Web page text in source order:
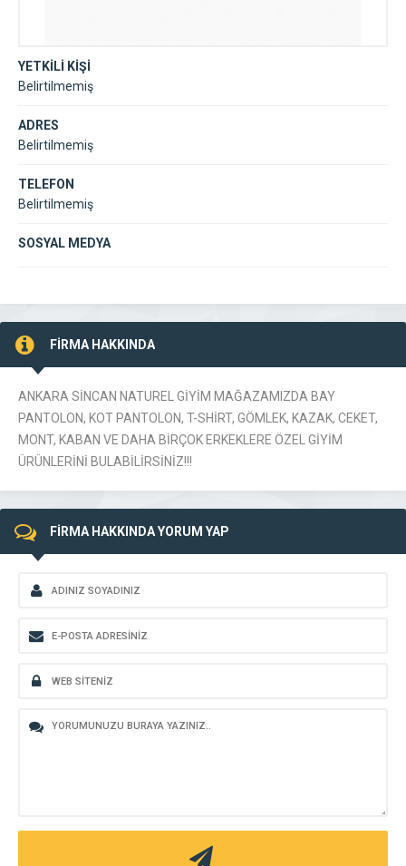
YETKİLİ KİŞİ
Belirtilmemiş
ADRES
Belirtilmemiş
TELEFON
Belirtilmemiş
SOSYAL MEDYA
FİRMA HAKKINDA
ANKARA SİNCAN NATUREL GİYİM MAĞAZAMIZDA BAY
PANTOLON, KOT PANTOLON, T-SHİRT, GÖMLEK, KAZAK, CEKET,
MONT, KABAN VE DAHA BİRÇOK ERKEKLERE ÖZEL GİYİM
ÜRÜNLERİNİ BULABİLİRSİNİZ!!!
FİRMA HAKKINDA YORUM YAP